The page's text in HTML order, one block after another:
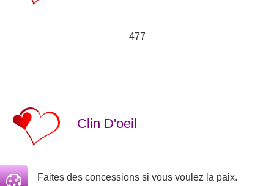
477
Clin D'oeil
Faites des concessions si vous voulez la paix.